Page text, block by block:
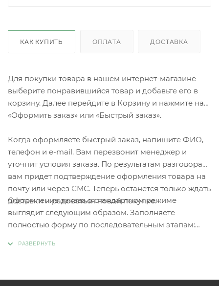
КАК КУПИТЬ ОПЛАТА ДОСТАВКА
Для покупки товара в нашем интернет-магазине
выберите понравившийся товар и добавьте его в
корзину. Далее перейдите в Корзину и нажмите на
«Оформить заказ» или «Быстрый заказ».
Когда оформляете быстрый заказ, напишите ФИО,
телефон и e-mail. Вам перезвонит менеджер и
уточнит условия заказа. По результатам разговора
вам придет подтверждение оформления товара на
почту или через СМС. Теперь останется только ждать
доставки и радоваться новой покупке.
Оформление заказа в стандартном режиме
выглядит следующим образом. Заполняете
полностью форму по последовательным этапам: